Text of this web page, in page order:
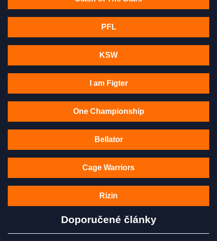
PFL
KSW
I am Figter
One Championship
Bellator
Cage Warriors
Rizin
Doporučené články